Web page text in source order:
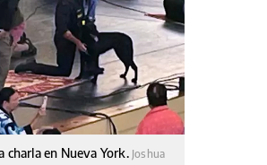
charla en Nueva York. Joshua